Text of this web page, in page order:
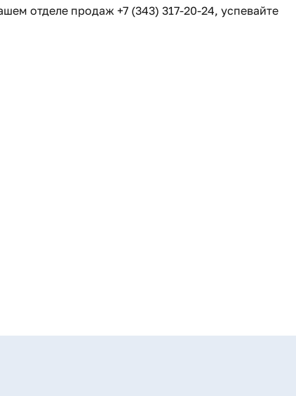
отделе продаж +7 (343) 317-20-24, успевайте